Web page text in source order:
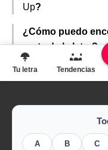
Up?
¿Cómo puedo
parte de la letra?
A B C
Tu letra Tendencias